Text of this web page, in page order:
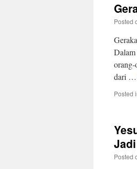
Posted
Dalam
dari …
Posted
Posted